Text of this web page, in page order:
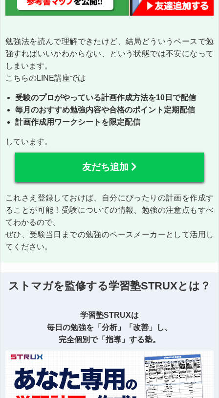
勉強法を読んで理解できたけど、結局どういうペースで勉
強すればいいかわからない、という状態では不安になって
しまいます。
こちらのLINE講座では
受験のプロがやっている計画作成方法を10日で配信
毎月のおすすめ勉強内容や合格のポイント定期配信
計画作成用ワークシートを限定配信
しています。
友だち追加
これさえ登録しておけば、自分にぴったりの計画を作成す
ることが可能！受験についての情報、勉強の注意点もすべ
てわかるので、
ぜひ、受験当日までの勉強のペースメーカーとして活用し
てください。
ストマガを監修する学習塾STRUXとは？
学習塾STRUXは
毎日の勉強を「分析」「改善」し、
完全個別で「指導」する塾。